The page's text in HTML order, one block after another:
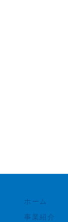
ホーム
事業紹介